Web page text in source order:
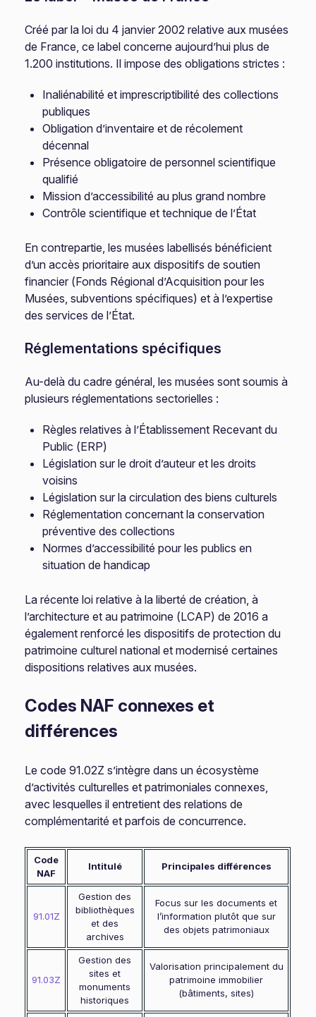
Créé par la loi du 4 janvier 2002 relative aux musées
de France, ce label concerne aujourd’hui plus de
1.200 institutions. Il impose des obligations strictes :
Inaliénabilité et imprescriptibilité des collections
publiques
Obligation d’inventaire et de récolement
décennal
Présence obligatoire de personnel scientifique
qualifié
Mission d’accessibilité au plus grand nombre
Contrôle scientifique et technique de l’État
En contrepartie, les musées labellisés bénéficient
d’un accès prioritaire aux dispositifs de soutien
financier (Fonds Régional d’Acquisition pour les
Musées, subventions spécifiques) et à l’expertise
des services de l’État.
Réglementations spécifiques
Au-delà du cadre général, les musées sont soumis à
plusieurs réglementations sectorielles :
Règles relatives à l’Établissement Recevant du
Public (ERP)
Législation sur le droit d’auteur et les droits
voisins
Législation sur la circulation des biens culturels
Réglementation concernant la conservation
préventive des collections
Normes d’accessibilité pour les publics en
situation de handicap
La récente loi relative à la liberté de création, à
l’architecture et au patrimoine (LCAP) de 2016 a
également renforcé les dispositifs de protection du
patrimoine culturel national et modernisé certaines
dispositions relatives aux musées.
Codes NAF connexes et
différences
Le code 91.02Z s’intègre dans un écosystème
d’activités culturelles et patrimoniales connexes,
avec lesquelles il entretient des relations de
complémentarité et parfois de concurrence.
Code
NAF
Intitulé Principales différences
91.01Z
Gestion des
bibliothèques
et des
archives
Focus sur les documents et
l’information plutôt que sur
des objets patrimoniaux
91.03Z
Gestion des
sites et
monuments
historiques
Valorisation principalement du
patrimoine immobilier
(bâtiments, sites)